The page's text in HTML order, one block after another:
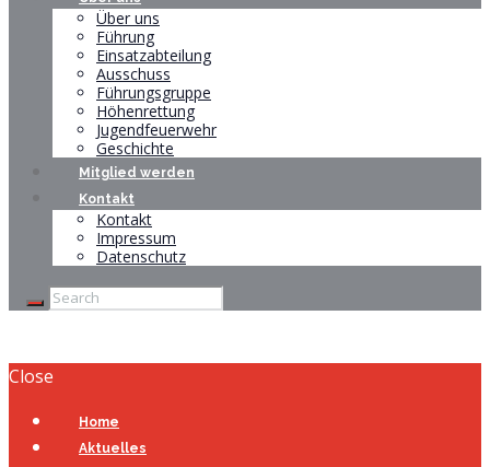
Über uns
Führung
Einsatzabteilung
Ausschuss
Führungsgruppe
Höhenrettung
Jugendfeuerwehr
Geschichte
Mitglied werden
Kontakt
Kontakt
Impressum
Datenschutz
Close
Home
Aktuelles